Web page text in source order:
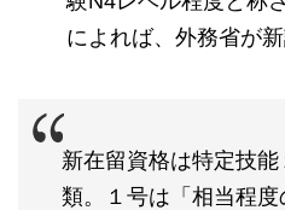
によれば、外務省が
新在留資格は特定技
類。１号は「相当程度